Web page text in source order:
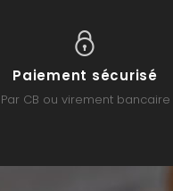
Paiement sécurisé
Par CB ou virement bancaire